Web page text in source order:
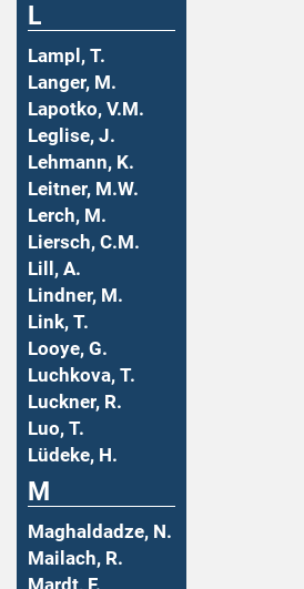
L
Lampl, T.
Langer, M.
Lapotko, V.M.
Leglise, J.
Lehmann, K.
Leitner, M.W.
Lerch, M.
Liersch, C.M.
Lill, A.
Lindner, M.
Link, T.
Looye, G.
Luchkova, T.
Luckner, R.
Luo, T.
Lüdeke, H.
M
Maghaldadze, N.
Mailach, R.
Mardt, F.